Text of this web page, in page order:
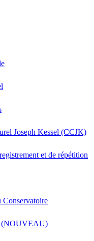
Joseph Kessel (CCJK)
et de répétition
Conservatoire
(NOUVEAU)